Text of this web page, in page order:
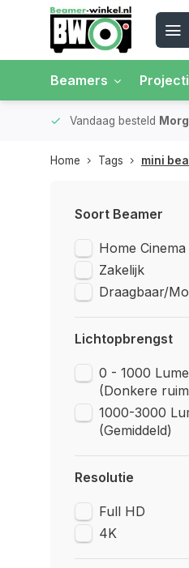
Beamers
Vandaag besteld
Home Tags mini
Soort Beamer
Home Cinema
Zakelijk
Draagbaar/
Lichtopbrengst
0 - 1000
(Donkere
1000-3000
(Gemiddeld)
Resolutie
Full HD
4K